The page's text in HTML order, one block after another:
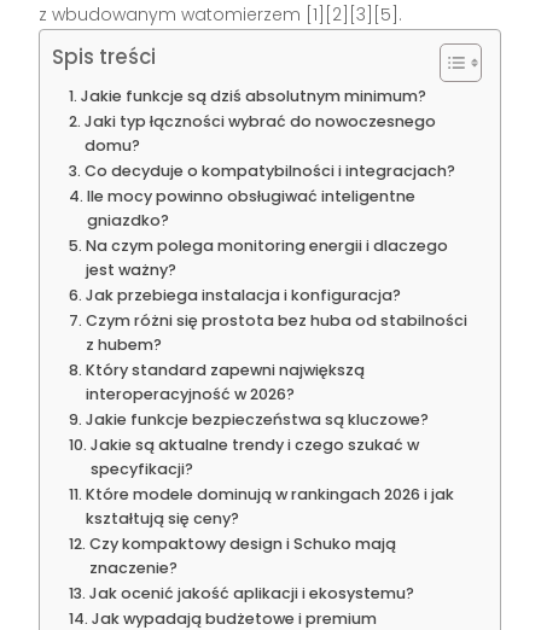
z wbudowanym watomierzem [1][2][3][5].
Spis treści
Jakie funkcje są dziś absolutnym minimum?
Jaki typ łączności wybrać do nowoczesnego
domu?
Co decyduje o kompatybilności i integracjach?
Ile mocy powinno obsługiwać inteligentne
gniazdko?
Na czym polega monitoring energii i dlaczego
jest ważny?
Jak przebiega instalacja i konfiguracja?
Czym różni się prostota bez huba od stabilności
z hubem?
Który standard zapewni największą
interoperacyjność w 2026?
Jakie funkcje bezpieczeństwa są kluczowe?
Jakie są aktualne trendy i czego szukać w
specyfikacji?
Które modele dominują w rankingach 2026 i jak
kształtują się ceny?
Czy kompaktowy design i Schuko mają
znaczenie?
Jak ocenić jakość aplikacji i ekosystemu?
Jak wypadają budżetowe i premium